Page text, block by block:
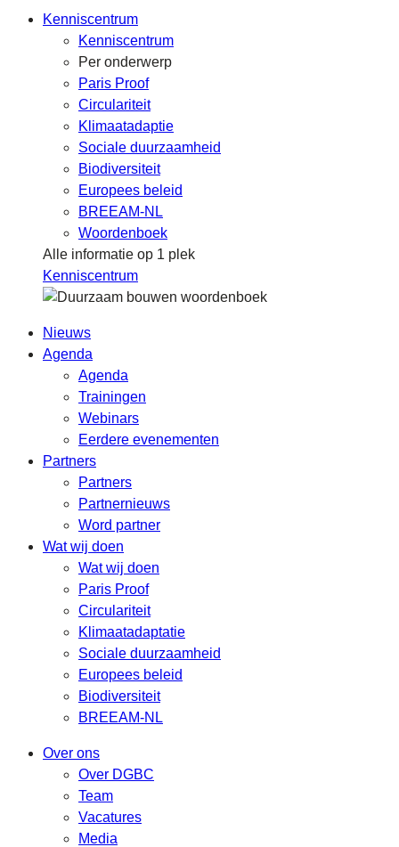
Kenniscentrum
Kenniscentrum
Per onderwerp
Paris Proof
Circulariteit
Klimaatadaptie
Sociale duurzaamheid
Biodiversiteit
Europees beleid
BREEAM-NL
Woordenboek
Alle informatie op 1 plek
Kenniscentrum
Nieuws
Agenda
Agenda
Trainingen
Webinars
Eerdere evenementen
Partners
Partners
Partnernieuws
Word partner
Wat wij doen
Wat wij doen
Paris Proof
Circulariteit
Klimaatadaptatie
Sociale duurzaamheid
Europees beleid
Biodiversiteit
BREEAM-NL
Over ons
Over DGBC
Team
Vacatures
Media